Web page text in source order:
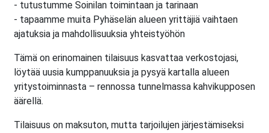
- tutustumme Soinilan toimintaan ja tarinaan
- tapaamme muita Pyhäselän alueen yrittäjiä vaihtaen
ajatuksia ja mahdollisuuksia yhteistyöhön
Tämä on erinomainen tilaisuus kasvattaa verkostojasi,
löytää uusia kumppanuuksia ja pysyä kartalla alueen
yritystoiminnasta – rennossa tunnelmassa kahvikupposen
äärellä.
Tilaisuus on maksuton, mutta tarjoilujen järjestämiseksi